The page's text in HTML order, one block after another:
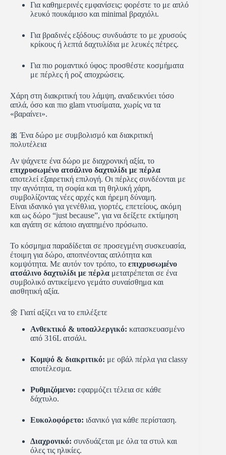
Για καθημερινές εμφανίσεις: φορέστε το με απλό
λευκό πουκάμισο και minimal βραχιόλι.
Για βραδινές εξόδους: συνδυάστε το με χρυσούς
κρίκους ή λεπτά δαχτυλίδια με λευκές πέτρες.
Για πιο ρομαντικό ύφος: προσθέστε κοσμήματα
με πέρλες ή ροζ αποχρώσεις.
Χάρη στη διακριτική του λάμψη, αναδεικνύει τόσο
απλά, όσο και πιο glam ντυσίματα, χωρίς να τα
«βαραίνει».
🎀 Ένα δώρο με συμβολισμό και διακριτική
πολυτέλεια
Αν ψάχνετε ένα δώρο με διαχρονική αξία, το
επιχρυσωμένο ατσάλινο δαχτυλίδι με πέρλα
αποτελεί εξαιρετική επιλογή. Οι πέρλες συνδέονται με
την αγνότητα, τη σοφία και τη θηλυκή χάρη,
συμβολίζοντας νέες αρχές και ήρεμη δύναμη.
Είναι ιδανικό για γενέθλια, γιορτές, επετείους, ακόμη
και ως δώρο “just because”, για να δείξετε εκτίμηση
και αγάπη σε κάποιο αγαπημένο πρόσωπο.
Το κόσμημα παραδίδεται σε προσεγμένη συσκευασία,
έτοιμη για δώρο, αποπνέοντας απλότητα και
κομψότητα. Με αυτόν τον τρόπο, το επιχρυσωμένο
ατσάλινο δαχτυλίδι με πέρλα μετατρέπεται σε ένα
συμβολικό αντικείμενο γεμάτο συναίσθημα και
αισθητική αξία.
🌼 Γιατί αξίζει να το επιλέξετε
Ανθεκτικό & υποαλλεργικό: κατασκευασμένο
από 316L ατσάλι.
Κομψό & διακριτικό: με οβάλ πέρλα για classy
αποτέλεσμα.
Ρυθμιζόμενο: εφαρμόζει τέλεια σε κάθε
δάχτυλο.
Ευκολοφόρετο: ιδανικό για κάθε περίσταση.
Διαχρονικό: συνδυάζεται με όλα τα στυλ και
όλες τις ηλικίες.